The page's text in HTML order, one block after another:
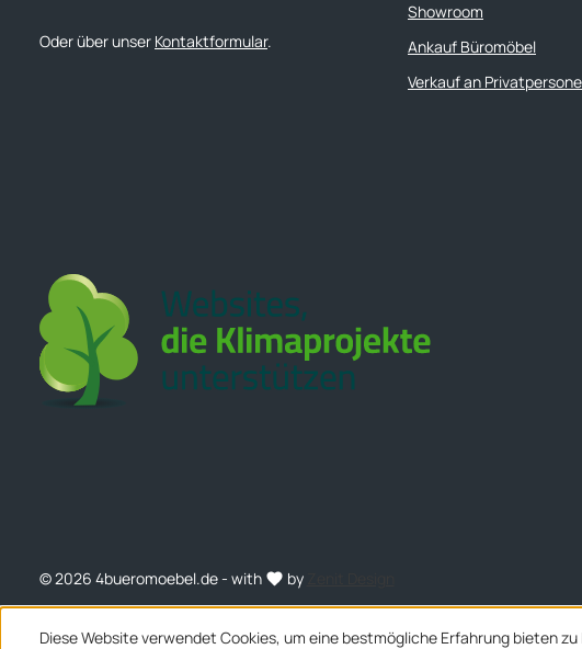
Oder über unser Kontaktformular.
Showroom
Ankauf Büromöbel
Verkauf an
© 2026 4bueromoebel.de - with
by
Diese Website verwendet Cookies, um eine bestmögliche Erfahrung bieten zu